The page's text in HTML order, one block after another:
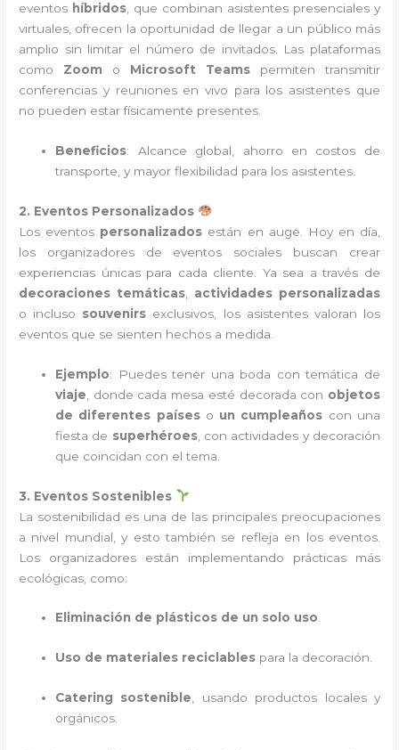
eventos híbridos , que combinan asistentes presenciales y
virtuales, ofrecen la oportunidad de llegar a un público más
amplio sin limitar el número de invitados. Las plataformas
como Zoom o Microsoft Teamspermiten transmitir
conferencias y reuniones en vivo para los asistentes que
no pueden estar físicamente presentes.
Beneficios: Alcance global, ahorro en costos de
transporte, y mayor flexibilidad para los asistentes.
2. Eventos Personalizados
Los eventos personalizados están en auge. Hoy en día,
los organizadores de eventos sociales buscan crear
experiencias únicas para cada cliente. Ya sea a través de
decoraciones temáticas
actividades personalizadas
o incluso souvenirs exclusivos, los asistentes valoran los
eventos que se sienten hechos a medida.
Ejemplo: Puedes tener una boda con temática de
viaje , donde cada mesa esté decorada con objetos
de diferentes paíseso un cumpleaños con una
fiesta de superhéroes, con actividades y decoración
que coincidan con el tema.
3. Eventos Sostenibles
La sostenibilidad es una de las principales preocupaciones
a nivel mundial, y esto también se refleja en los eventos.
Los organizadores están implementando prácticas más
ecológicas, como:
Eliminación de plásticos de un solo uso.
Uso de materiales reciclables para la decoración.
Catering sostenible , usando productos locales y
orgánicos.